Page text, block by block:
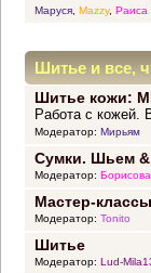
Маруся, Mazzy, Раиса
Шитье и все,
Шитье кожи:
Работа с кожей.
Модератор: Мирьям
Сумки. Шьем
Модератор: Борисова
Мастер-
Модератор: Tonito
Шитье
Модератор: Lud-